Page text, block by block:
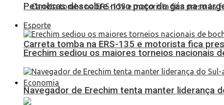
Carreta tomba na ERS-135 e motorista fica
Economia
Petrobras descobre novo poço de gás na
Esporte
Erechim sediou os maiores torneios nacionais
Navegador de Erechim tenta manter liderança